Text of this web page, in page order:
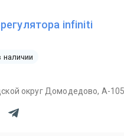
infiniti
наличии
округ Домодедово, А-